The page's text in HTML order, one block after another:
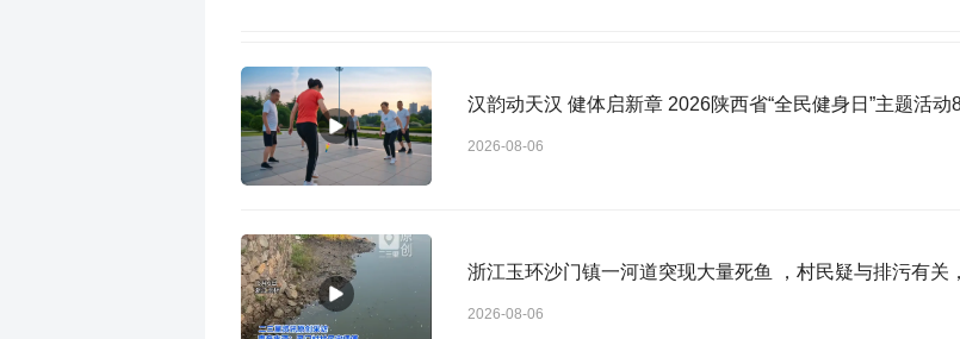
汉韵动天汉 健体启新章 2026陕西省“全民健身日”主题活动
2026-08-06
浙江玉环沙门镇一河道突现大量死鱼 ，村民疑与排污有关
2026-08-06